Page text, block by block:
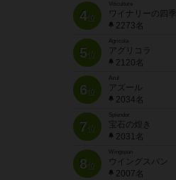
4位
Viticulture
ワイナリーの四季
2273名
5位
Agricola
アグリコラ
2120名
6位
Azul
アズール
2034名
7位
宝石の煌き
2031名
8位
Wingspan
ウイングスパン
2007名